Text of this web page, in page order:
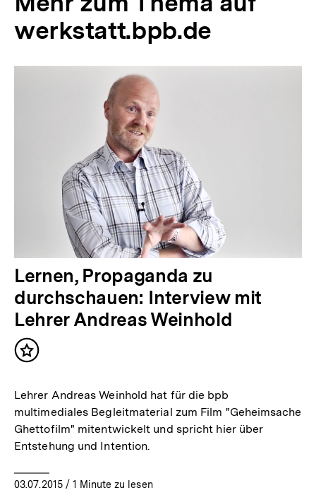
werkstatt.bpb.de
Lernen, Propaganda zu
durchschauen: Interview mit
Lehrer Andreas Weinhold
Inhalt
Lehrer Andreas Weinhold hat für die bpb
multimediales Begleitmaterial zum Film "Geheimsache
Ghettofilm" mitentwickelt und spricht hier über
Entstehung und Intention.
03.07.2015/ 1 Minute zu lesen